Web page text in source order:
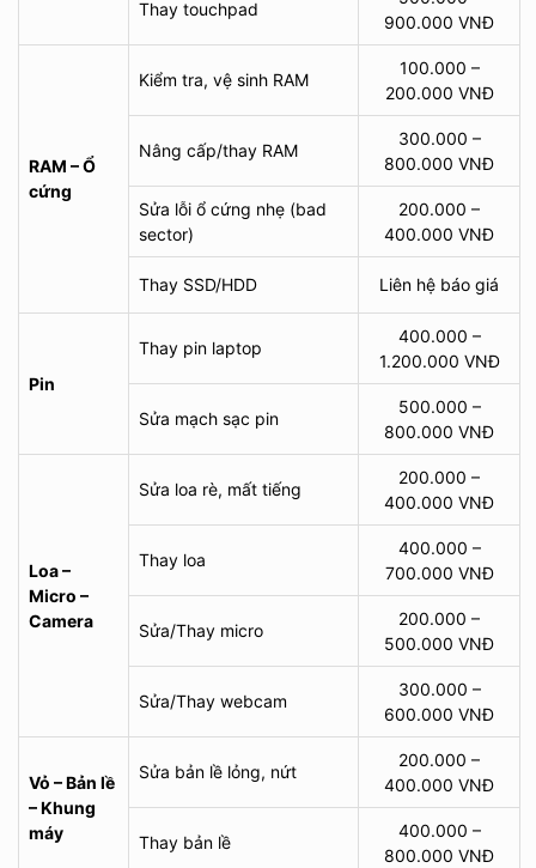
Thay touchpad
900.000 VNĐ
RAM – Ổ
cứng
Kiểm tra, vệ sinh RAM
100.000 –
200.000 VNĐ
Nâng cấp/thay RAM
300.000 –
800.000 VNĐ
Sửa lỗi ổ cứng nhẹ (bad
sector)
200.000 –
400.000 VNĐ
Thay SSD/HDD Liên hệ báo giá
Pin
Thay pin laptop
400.000 –
1.200.000 VNĐ
Sửa mạch sạc pin
500.000 –
800.000 VNĐ
Loa –
Micro –
Camera
Sửa loa rè, mất tiếng
200.000 –
400.000 VNĐ
Thay loa
400.000 –
700.000 VNĐ
Sửa/Thay micro
200.000 –
500.000 VNĐ
Sửa/Thay webcam
300.000 –
600.000 VNĐ
Vỏ – Bản lề
– Khung
máy
Sửa bản lề lỏng, nứt
200.000 –
400.000 VNĐ
Thay bản lề
400.000 –
800.000 VNĐ